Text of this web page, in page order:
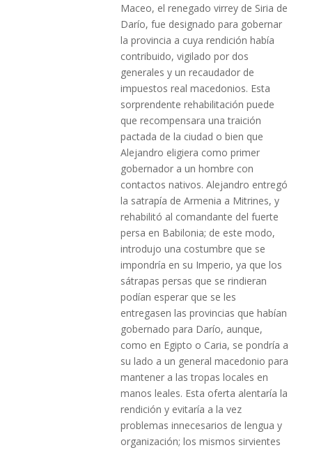
Maceo, el renegado virrey de Siria de
Darío, fue designado para gobernar
la provincia a cuya rendición había
contribuido, vigilado por dos
generales y un recaudador de
impuestos real macedonios. Esta
sorprendente rehabilitación puede
que recompensara una traición
pactada de la ciudad o bien que
Alejandro eligiera como primer
gobernador a un hombre con
contactos nativos. Alejandro entregó
la satrapía de Armenia a Mitrines, y
rehabilitó al comandante del fuerte
persa en Babilonia; de este modo,
introdujo una costumbre que se
impondría en su Imperio, ya que los
sátrapas persas que se rindieran
podían esperar que se les
entregasen las provincias que habían
gobernado para Darío, aunque,
como en Egipto o Caria, se pondría a
su lado a un general macedonio para
mantener a las tropas locales en
manos leales. Esta oferta alentaría la
rendición y evitaría a la vez
problemas innecesarios de lengua y
organización; los mismos sirvientes